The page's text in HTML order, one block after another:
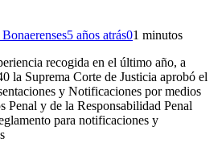
5 años atrás01 minutos
recogida en el último año, a
la Suprema Corte de Justicia aprobó el
y Notificaciones por medios
Penal y de la Responsabilidad Penal
para notificaciones y